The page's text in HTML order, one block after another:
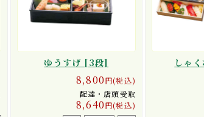
ゆうすげ [3段]
8,800円(税込)
配達・店頭受取
8,640円(税込)
しゃ